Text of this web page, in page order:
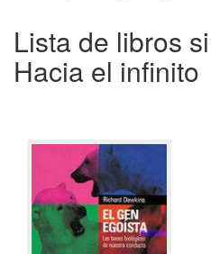
Lista de libros
Hacia el infinito